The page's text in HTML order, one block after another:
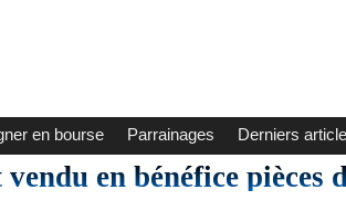
en bourse Parrainages Derniers
en bénéfice pièces